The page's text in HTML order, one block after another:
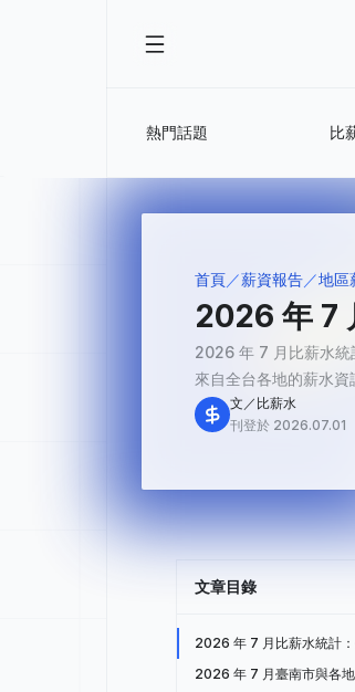
熱門話題 比
首頁 薪資報告 地區
2026 年 7
2026 年 7 月比薪水
來自全台各地的薪水
文／比薪水
刊登於 2026.07.01
文章目錄
2026 年 7 月比薪水統計
2026 年 7 月臺南市與各